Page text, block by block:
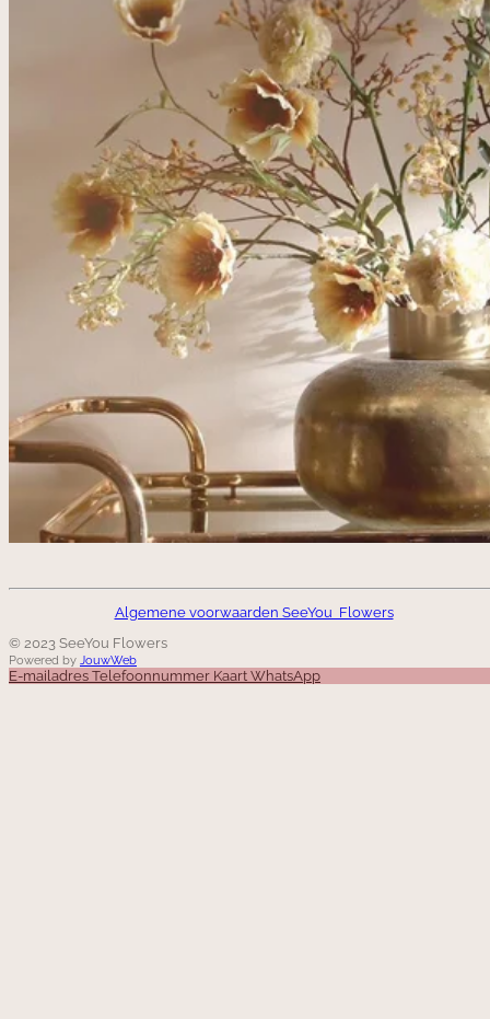
Algemene voorwaarden SeeYou Flowers
© 2023 SeeYou Flowers
Powered by JouwWeb
E-mailadres Telefoonnummer Kaart WhatsApp